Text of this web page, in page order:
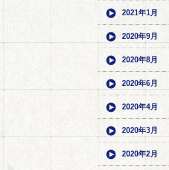
2021年1月
2020年9月
2020年8月
2020年6月
2020年4月
2020年3月
2020年2月